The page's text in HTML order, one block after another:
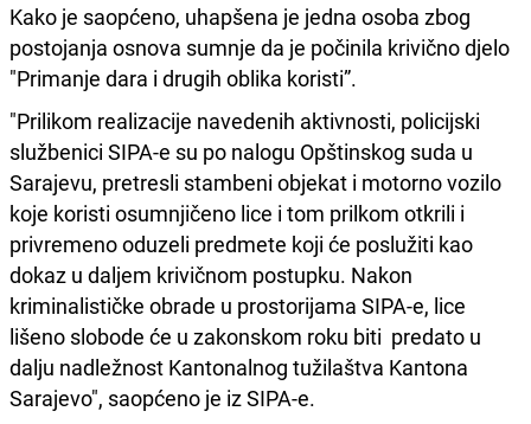
Kako je saopćeno, uhapšena je jedna osoba zbog
postojanja osnova sumnje da je počinila krivično djelo
"Primanje dara i drugih oblika koristi”.
"Prilikom realizacije navedenih aktivnosti, policijski
službenici SIPA-e su po nalogu Opštinskog suda u
Sarajevu, pretresli stambeni objekat i motorno vozilo
koje koristi osumnjičeno lice i tom prilkom otkrili i
privremeno oduzeli predmete koji će poslužiti kao
dokaz u daljem krivičnom postupku. Nakon
kriminalističke obrade u prostorijama SIPA-e, lice
lišeno slobode će u zakonskom roku biti predato u
dalju nadležnost Kantonalnog tužilaštva Kantona
Sarajevo", saopćeno je iz SIPA-e.